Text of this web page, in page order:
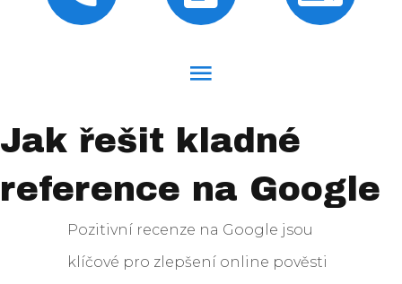
Jak řešit kladné
reference na Google
Pozitivní recenze na Google jsou
klíčové pro zlepšení online pověsti